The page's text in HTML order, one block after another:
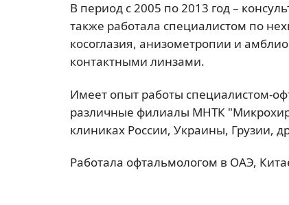
В период с 2005 по 2013 год –
также работала специалистом по
косоглазия, анизометропии и
контактными линзами.
Имеет опыт работы специалистом-
различные филиалы МНТК
клиниках России, Украины, Грузии,
Работала офтальмологом в ОАЭ,